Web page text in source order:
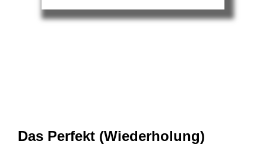
Das Perfekt (Wiederholung)